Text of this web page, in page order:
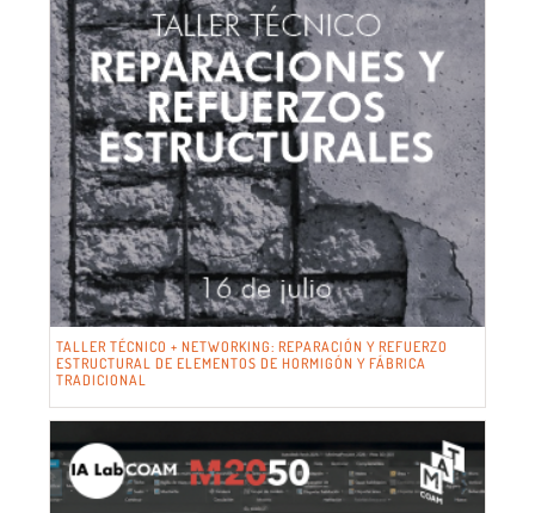
TALLER TÉCNICO + NETWORKING: REPARACIÓN Y REFUERZO
ESTRUCTURAL DE ELEMENTOS DE HORMIGÓN Y FÁBRICA
TRADICIONAL